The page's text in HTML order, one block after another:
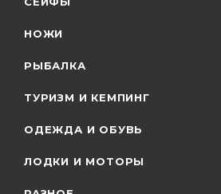
НОЖИ
РЫБАЛКА
ТУРИЗМ И КЕМПИНГ
ОДЕЖДА И ОБУВЬ
ЛОДКИ И МОТОРЫ